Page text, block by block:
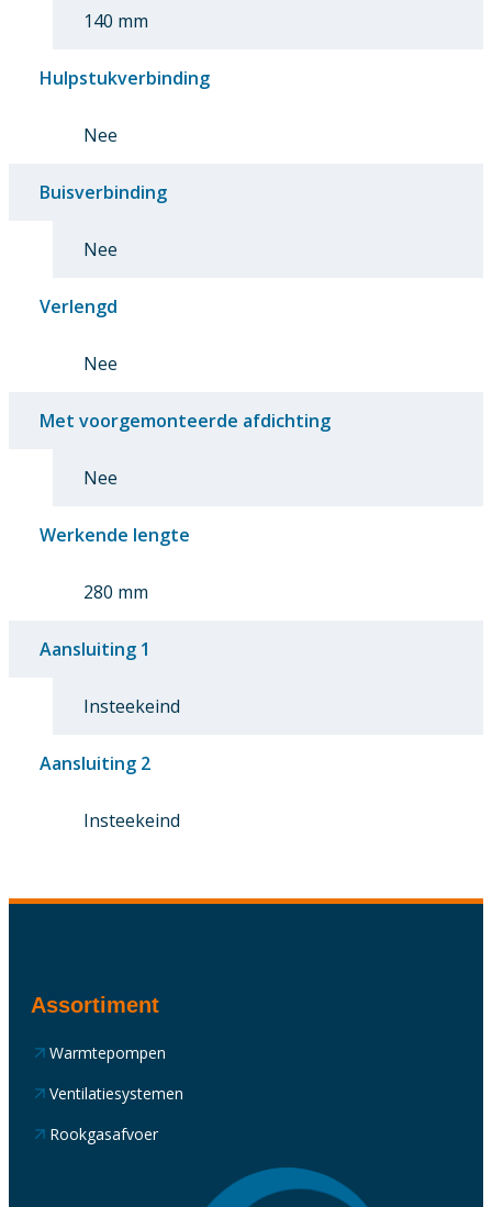
140 mm
Hulpstukverbinding
Nee
Buisverbinding
Nee
Verlengd
Nee
Met voorgemonteerde afdichting
Nee
Werkende lengte
280 mm
Aansluiting 1
Insteekeind
Aansluiting 2
Insteekeind
Assortiment
Warmtepompen
Ventilatiesystemen
Rookgasafvoer